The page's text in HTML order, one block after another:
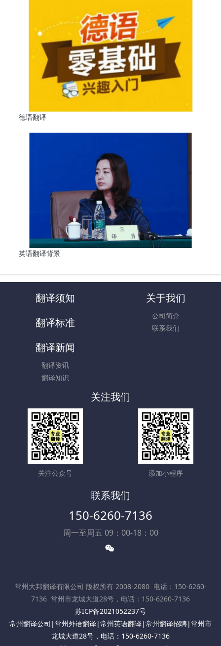
德语翻译
英语翻译背景
翻译须知 关于我们
公司简介
联系我们
翻译标准
翻译新闻
翻译资讯
翻译知识
关注我们
关注公众号 添加小程序
联系我们
150-6260-7136
周一至周五 09：00-18：00
常州大邦翻译有限公司 版权所有 2008-2080 电话：150-6260-
7136 常州市龙城大道28号，电话：150-6260-7136
苏ICP备2021052237号
常州翻译公司|常州外语翻译|常州英语翻译|常州翻译招聘|常州市
龙城大道28号，电话：150-6260-7136